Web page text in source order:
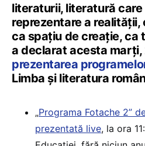
literaturii, literatură
reprezentare a
ca spațiu de creație, ca
a declarat acesta marți,
prezentarea
Limba și literatura
„Programa Fotache 2”
prezentată live, la ora